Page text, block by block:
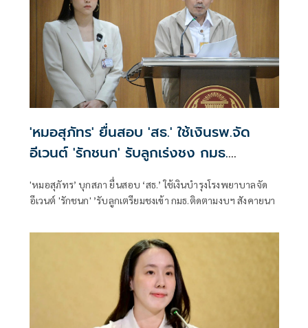
'หมอสุภัทร' ยื่นสอบ 'สธ.' ใช้เงินรพ.จัด
อีเวนต์ 'รักชนก' รับลูกเร่งชง กมธ.
'หมอสุภัทร’ บุกสภา ยื่นสอบ ‘สธ.’ ใช้เงินบำรุงโรงพยาบาลจัด
อีเวนต์ 'รักชนก' ’รับลูกเตรียมชงเข้า กมธ.ติดตามงบฯ สังคายนา